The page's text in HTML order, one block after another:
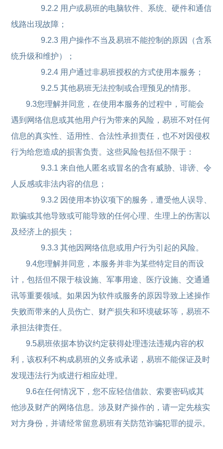
9.2.2 用户或易班的电脑软件、系统、硬件和通信
线路出现故障；
9.2.3 用户操作不当及易班不能控制的原因（含系
统升级和维护）；
9.2.4 用户通过非易班授权的方式使用本服务；
9.2.5 其他易班无法控制或合理预见的情形。
9.3您理解并同意，在使用本服务的过程中，可能会
遇到网络信息或其他用户行为带来的风险，易班不对任何
信息的真实性、适用性、合法性承担责任，也不对因侵权
行为给您造成的损害负责。这些风险包括但不限于：
9.3.1 来自他人匿名或冒名的含有威胁、诽谤、令
人反感或非法内容的信息；
9.3.2 因使用本协议项下的服务，遭受他人误导、
欺骗或其他导致或可能导致的任何心理、生理上的伤害以
及经济上的损失；
9.3.3 其他因网络信息或用户行为引起的风险。
9.4您理解并同意，本服务并非为某些特定目的而设
计，包括但不限于核设施、军事用途、医疗设施、交通通
讯等重要领域。如果因为软件或服务的原因导致上述操作
失败而带来的人员伤亡、财产损失和环境破坏等，易班不
承担法律责任。
9.5易班依据本协议约定获得处理违法违规内容的权
利，该权利不构成易班的义务或承诺，易班不能保证及时
发现违法行为或进行相应处理。
9.6在任何情况下，您不应轻信借款、索要密码或其
他涉及财产的网络信息。涉及财产操作的，请一定先核实
对方身份，并请经常留意易班有关防范诈骗犯罪的提示。